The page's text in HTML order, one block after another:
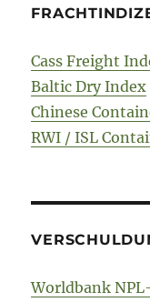
Cass Freight
Baltic Dry Index
Chinese
RWI / ISL
Worldbank